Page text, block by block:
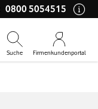
Suche Firmenkundenportal
0800 5054515